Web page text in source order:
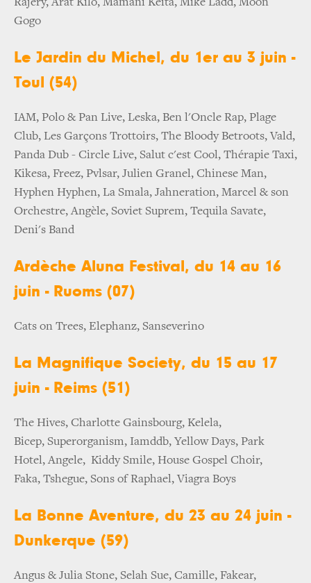
Rajery, Arat Kilo, Mamani Keita, Mike Ladd, Moon
Gogo
Le Jardin du Michel, du 1er au 3 juin -
Toul (54)
IAM, Polo & Pan Live, Leska, Ben l'Oncle Rap, Plage
Club, Les Garçons Trottoirs, The Bloody Betroots, Vald,
Panda Dub - Circle Live, Salut c'est Cool, Thérapie Taxi,
Kikesa, Freez, Pvlsar, Julien Granel, Chinese Man,
Hyphen Hyphen, La Smala, Jahneration, Marcel & son
Orchestre, Angèle, Soviet Suprem, Tequila Savate,
Deni's Band
Ardèche Aluna Festival, du 14 au 16
juin - Ruoms (07)
Cats on Trees, Elephanz, Sanseverino
La Magnifique Society, du 15 au 17
juin - Reims (51)
The Hives, Charlotte Gainsbourg, Kelela,
Bicep, Superorganism, Iamddb, Yellow Days, Park
Hotel, Angele, Kiddy Smile, House Gospel Choir,
Faka, Tshegue, Sons of Raphael, Viagra Boys
La Bonne Aventure, du 23 au 24 juin -
Dunkerque (59)
Angus & Julia Stone, Selah Sue, Camille, Fakear,